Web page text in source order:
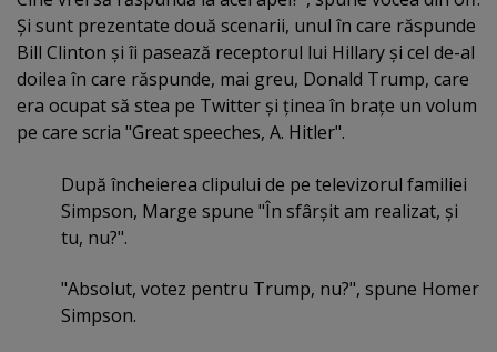
Şi sunt prezentate două scenarii, unul în care răspunde
Bill Clinton şi îi pasează receptorul lui Hillary şi cel de-al
doilea în care răspunde, mai greu, Donald Trump, care
era ocupat să stea pe Twitter şi ţinea în braţe un volum
pe care scria "Great speeches, A. Hitler".
După încheierea clipului de pe televizorul familiei
Simpson, Marge spune "În sfârşit am realizat, şi
tu, nu?".
"Absolut, votez pentru Trump, nu?", spune Homer
Simpson.